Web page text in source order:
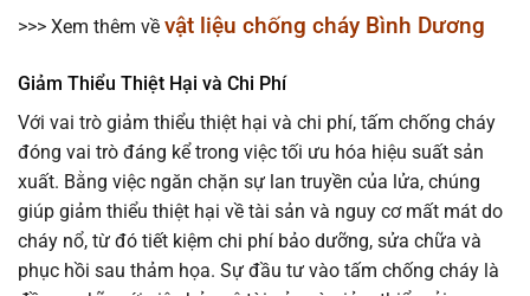
>>> Xem thêm về vật liệu chống cháy Bình Dương
Giảm Thiểu Thiệt Hại và Chi Phí
Với vai trò giảm thiểu thiệt hại và chi phí, tấm chống cháy
đóng vai trò đáng kể trong việc tối ưu hóa hiệu suất sản
xuất. Bằng việc ngăn chặn sự lan truyền của lửa, chúng
giúp giảm thiểu thiệt hại về tài sản và nguy cơ mất mát do
cháy nổ, từ đó tiết kiệm chi phí bảo dưỡng, sửa chữa và
phục hồi sau thảm họa. Sự đầu tư vào tấm chống cháy là